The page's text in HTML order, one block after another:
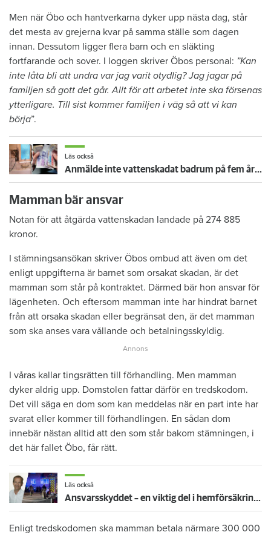
Men när Öbo och hantverkarna dyker upp nästa dag, står
det mesta av grejerna kvar på samma ställe som dagen
innan. Dessutom ligger flera barn och en släkting
fortfarande och sover. I loggen skriver Öbos personal: ”Kan
inte låta bli att undra var jag varit otydlig? Jag jagar på
familjen så gott det går. Allt för att arbetet inte ska försenas
ytterligare. Till sist kommer familjen i väg så att vi kan
börja”.
Läs också
Anmälde inte vattenskadat badrum på fem år – krävs på 125 000 kronor
Mamman bär ansvar
Notan för att åtgärda vattenskadan landade på 274 885
kronor.
I stämningsansökan skriver Öbos ombud att även om det
enligt uppgifterna är barnet som orsakat skadan, är det
mamman som står på kontraktet. Därmed bär hon ansvar för
lägenheten. Och eftersom mamman inte har hindrat barnet
från att orsaka skadan eller begränsat den, är det mamman
som ska anses vara vållande och betalningsskyldig.
I våras kallar tingsrätten till förhandling. Men mamman
dyker aldrig upp. Domstolen fattar därför en tredskodom.
Det vill säga en dom som kan meddelas när en part inte har
svarat eller kommer till förhandlingen. En sådan dom
innebär nästan alltid att den som står bakom stämningen, i
det här fallet Öbo, får rätt.
Läs också
Ansvarsskyddet – en viktig del i hemförsäkringen
Enligt tredskodomen ska mamman betala närmare 300 000